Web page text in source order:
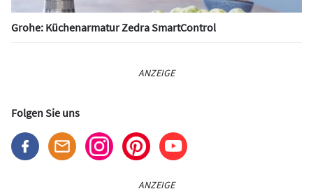
Grohe: Küchenarmatur Zedra SmartControl
ANZEIGE
Folgen Sie uns
ANZEIGE